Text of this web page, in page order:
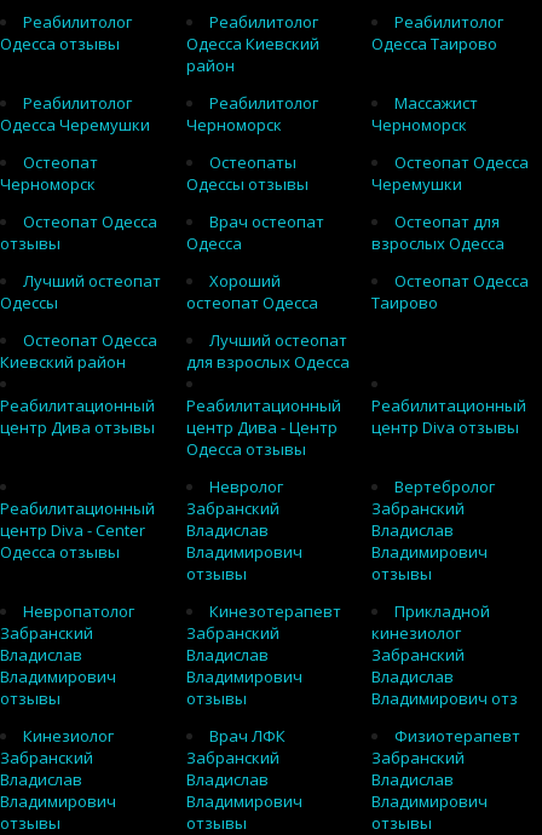
Реабилитолог
Одесса отзывы
Реабилитолог
Одесса Киевский
район
Реабилитолог
Одесса Таирово
Реабилитолог
Одесса Черемушки
Реабилитолог
Черноморск
Массажист
Черноморск
Остеопат
Черноморск
Остеопаты
Одессы отзывы
Остеопат Одесса
Черемушки
Остеопат Одесса
отзывы
Врач остеопат
Одесса
Остеопат для
взрослых Одесса
Лучший остеопат
Одессы
Хороший
остеопат Одесса
Остеопат Одесса
Таирово
Остеопат Одесса
Киевский район
Лучший остеопат
для взрослых Одесса
Реабилитационный
центр Дива отзывы
Реабилитационный
центр Дива - Центр
Одесса отзывы
Реабилитационный
центр Diva отзывы
Реабилитационный
центр Diva - Center
Одесса отзывы
Невролог
Забранский
Владислав
Владимирович
отзывы
Вертебролог
Забранский
Владислав
Владимирович
отзывы
Невропатолог
Забранский
Владислав
Владимирович
отзывы
Кинезотерапевт
Забранский
Владислав
Владимирович
отзывы
Прикладной
кинезиолог
Забранский
Владислав
Владимирович отз
Кинезиолог
Забранский
Владислав
Владимирович
отзывы
Врач ЛФК
Забранский
Владислав
Владимирович
отзывы
Физиотерапевт
Забранский
Владислав
Владимирович
отзывы